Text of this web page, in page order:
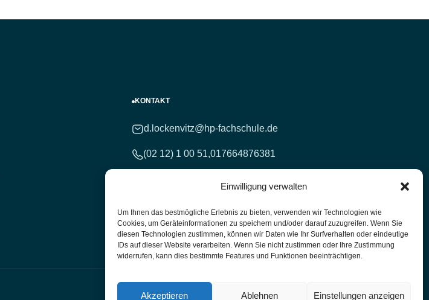
Einwilligung verwalten
Um Ihnen das bestmögliche Erlebnis zu bieten, verwenden wir Technologien wie
Cookies, um Geräteinformationen zu speichern und/oder darauf zuzugreifen. Wenn Sie
diesen Technologien zustimmen, können wir Daten wie Ihr Surfverhalten oder eindeutige
IDs auf dieser Website verarbeiten. Wenn Sie nicht zustimmen oder Ihre Zustimmung
widerrufen, kann dies bestimmte Features und Funktionen beeinträchtigen.
Akzeptieren Ablehnen Einstellungen anzeigen
KONTAKT
d.lockenvitz@hp-fachschule.de
(02 12) 1 00 51,017664876381
Unterrichtsräume: Kasernenstr. 26 42651 Solingen
© 2025 HP Fachschule - Solingen PU1-T417.